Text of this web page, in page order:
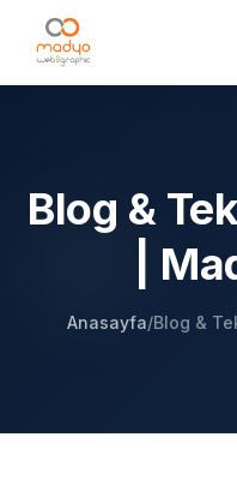
Blog &
|
Anasayfa/Blog &